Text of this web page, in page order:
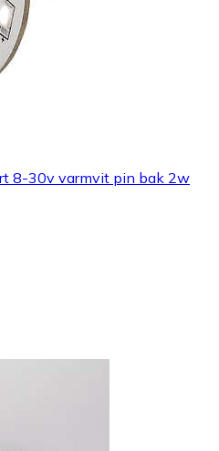
8-30v varmvit pin bak 2w